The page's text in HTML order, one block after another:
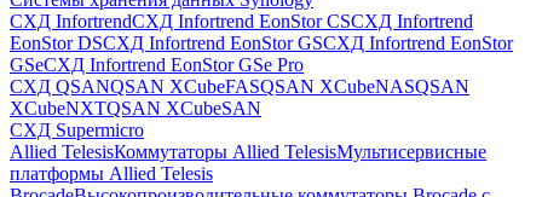
СХД InfortrendСХД Infortrend EonStor CSСХД Infortrend
EonStor DSСХД Infortrend EonStor GSСХД Infortrend EonStor
GSeСХД Infortrend EonStor GSe Pro
СХД QSANQSAN XCubeFASQSAN XCubeNASQSAN
XCubeNXTQSAN XCubeSAN
СХД Supermicro
Allied TelesisКоммутаторы Allied TelesisМультисервисные
платформы Allied Telesis